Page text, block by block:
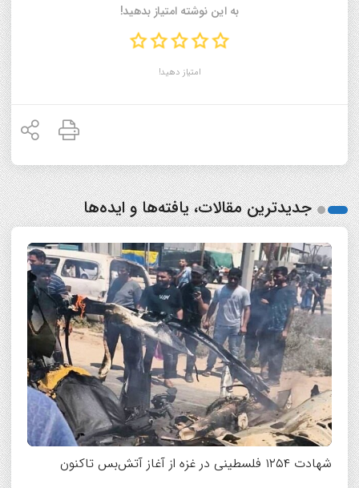
به این نوشته امتیاز بدهید!
امتیاز دهید!
جدیدترین مقالات، یافته‌ها و ایده‌ها
شهادت ۱۲۵۴ فلسطینی در غزه از آغاز آتش‌بس تاکنون